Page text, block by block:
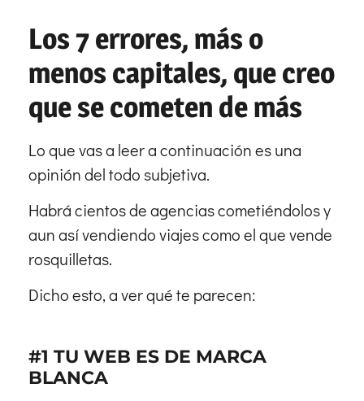
Los 7 errores, más o
menos capitales, que creo
que se cometen de más
Lo que vas a leer a continuación es una
opinión del todo subjetiva.
Habrá cientos de agencias cometiéndolos y
aun así vendiendo viajes como el que vende
rosquilletas.
Dicho esto, a ver qué te parecen:
#1 TU WEB ES DE MARCA
BLANCA